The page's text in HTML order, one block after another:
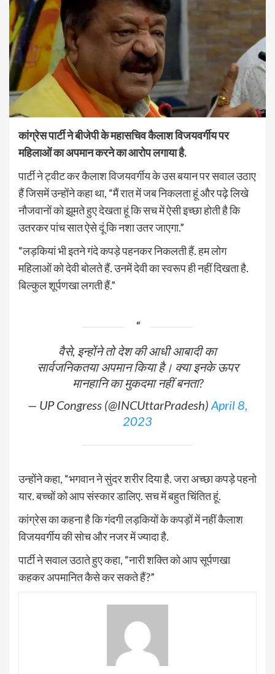
कांग्रेस पार्टी ने बीजेपी के महासचिव कैलाश विजयवर्गीय पर
महिलाओं का अपमान करने का आरोप लगाया है.
पार्टी ने ट्वीट कर कैलाश विजयवर्गीय के उस बयान पर सवाल उठाए
हैं जिसमें उन्होंने कहा था, “मैं रात में जब निकलता हूं और पढ़े लिखे
नौजवानों को झूमते हुए देखता हूं कि सच में ऐसी इच्छा होती है कि
उतरकर पांच सात ऐसे दूं कि नशा उतर जाएगा.”
“लड़कियां भी इतने गंदे कपड़े पहनकर निकलती हैं. हम लोग
महिलाओं को देवी बोलते हैं. उनमें देवी का स्वरूप ही नहीं दिखता है.
बिल्कुल शूर्पणखा लगती हैं.”
वैसे, इन्होंने तो देश की आधी आबादी का
सार्वजनिकतया अपमान किया है। क्या इनके ऊपर
मानहानि का मुकदमा नहीं बनता?
— UP Congress (@INCUttarPradesh) April 8,
2023
उन्होंने कहा, “भगवान ने सुंदर शरीर दिया है. जरा अच्छा कपड़े पहनो
यार. बच्चों को आप संस्कार डालिए. सच में बहुत चिंतित हूं.
कांग्रेस का कहना है कि गंदगी लड़कियों के कपड़ों में नहीं कैलाश
विजयवर्गीय की सोच और नजर में ज्यादा है.
पार्टी ने सवाल उठाते हुए कहा, “नारी शक्ति को आप सूर्पणखा
कहकर अपमानित कैसे कर सकते हैं?”